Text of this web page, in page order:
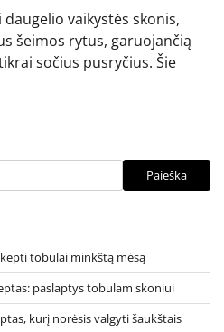
vaikystės skonis,
šeimos rytus, garuojančią
sočius pusryčius. Šie
Paieška
tobulai minkštą mėsą
paslaptys tobulam skoniui
kurį norėsis valgyti šaukštais